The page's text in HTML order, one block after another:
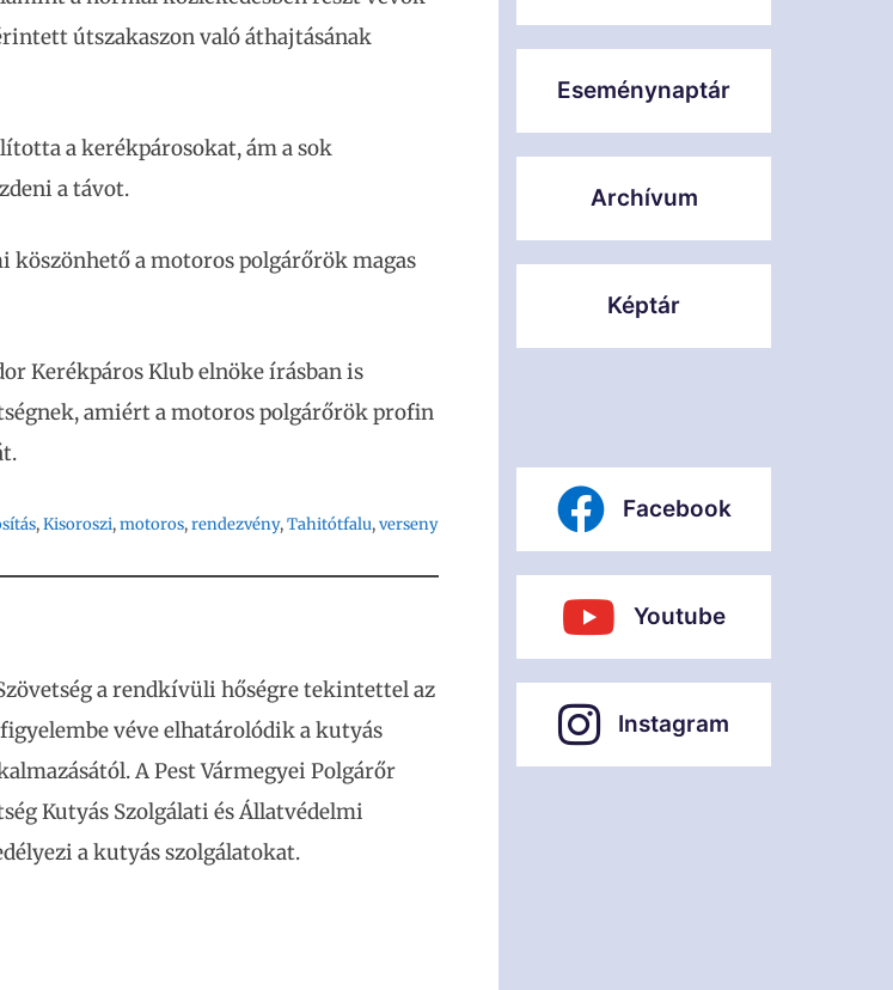
útszakaszon való áthajtásának
a kerékpárosokat, ám a sok
a távot.
a motoros polgárőrök magas
Kerékpáros Klub elnöke írásban is
amiért a motoros polgárőrök profin
, Kisoroszi, motoros, rendezvény, Tahitótfalu, verseny
a rendkívüli hőségre tekintettel az
véve elhatárolódik a kutyás
A Pest Vármegyei Polgárőr
Kutyás Szolgálati és Állatvédelmi
a kutyás szolgálatokat.
Eseménynaptár
Archívum
Képtár
Facebook
Youtube
Instagram